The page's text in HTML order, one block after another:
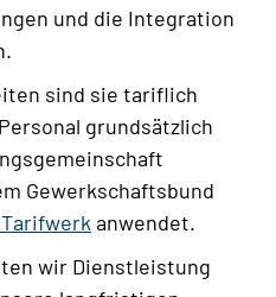
und die Integration
sind sie tariflich
grundsätzlich
Gewerkschaftsbund
anwendet.
wir Dienstleistung